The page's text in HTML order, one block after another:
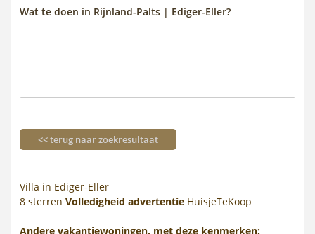
Wat te doen in Rijnland-Palts | Ediger-Eller?
<< terug naar zoekresultaat
Villa in Ediger-Eller
8 sterren Volledigheid advertentie HuisjeTeKoop
Andere vakantiewoningen, met deze kenmerken: